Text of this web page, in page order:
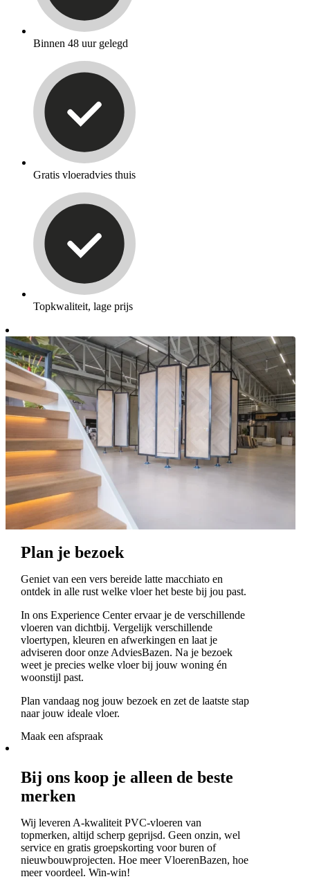
Binnen 48 uur gelegd
Gratis vloeradvies thuis
Topkwaliteit, lage prijs
Plan je bezoek
Geniet van een vers bereide latte macchiato en
ontdek in alle rust welke vloer het beste bij jou past.
In ons Experience Center ervaar je de verschillende
vloeren van dichtbij. Vergelijk verschillende
vloertypen, kleuren en afwerkingen en laat je
adviseren door onze AdviesBazen. Na je bezoek
weet je precies welke vloer bij jouw woning én
woonstijl past.
Plan vandaag nog jouw bezoek en zet de laatste stap
naar jouw ideale vloer.
Maak een afspraak
Bij ons koop je alleen de beste
merken
Wij leveren A-kwaliteit PVC-vloeren van
topmerken, altijd scherp geprijsd. Geen onzin, wel
service en gratis groepskorting voor buren of
nieuwbouwprojecten. Hoe meer VloerenBazen, hoe
meer voordeel. Win-win!